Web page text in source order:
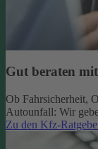
Gut beraten
Ob Fahrsicherheit,
Autounfall: Wir
Zu den Kfz-